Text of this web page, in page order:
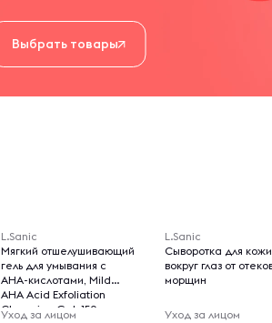
Выбрать товары
L.Sanic
Мягкий отшелушивающий
гель для умывания с
AHA-кислотами, Mild
AHA Acid Exfoliation
Cleansing Gel, 150 мл
Уход за лицом
L.Sanic
Сыворотка для кожи
вокруг глаз от
морщин
Уход за лицом